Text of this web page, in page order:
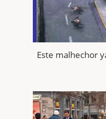
Este malhechor